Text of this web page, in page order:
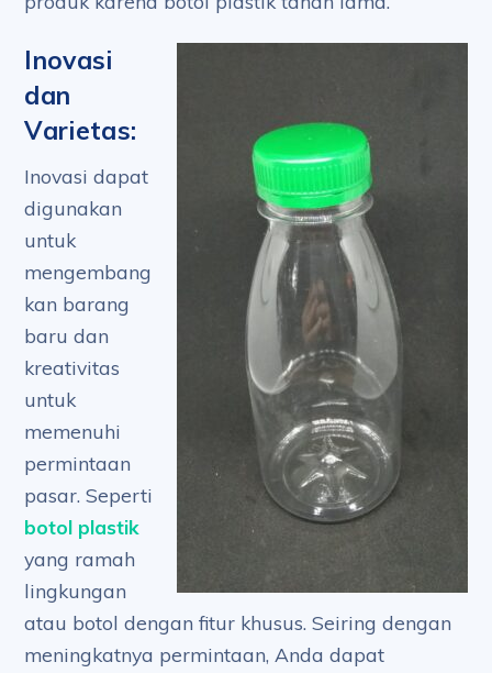
Inovasi
dan
Varietas:
Inovasi dapat
digunakan
untuk
mengembang
kan barang
baru dan
kreativitas
untuk
memenuhi
permintaan
pasar. Seperti
botol plastik
yang ramah
lingkungan
atau botol dengan fitur khusus. Seiring dengan
meningkatnya permintaan, Anda dapat